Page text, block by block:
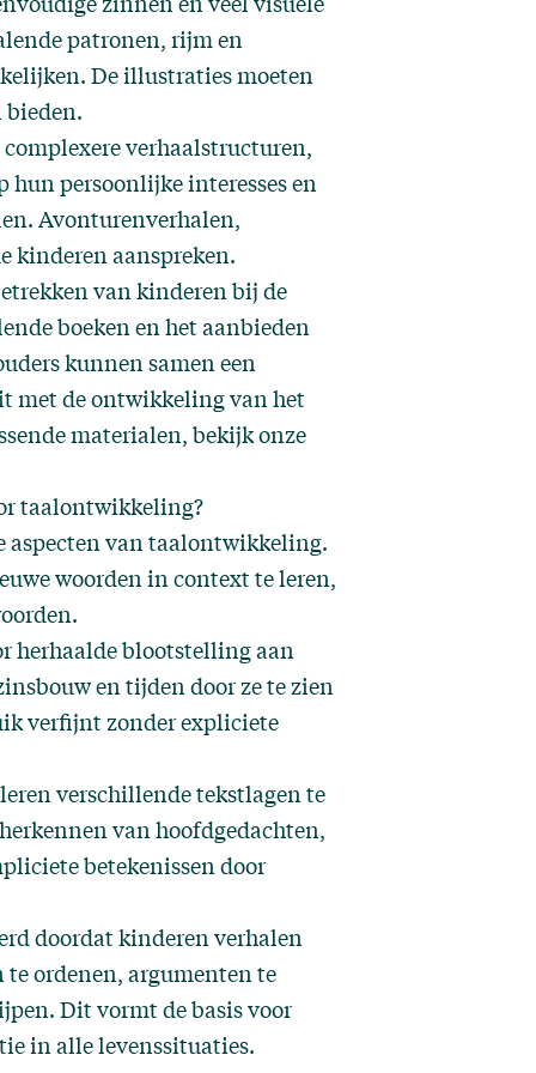
patronen, rijm en
De illustraties moeten
verhaalstructuren,
hun persoonlijke interesses en
Avonturenverhalen,
kinderen aanspreken.
van kinderen bij de
boeken en het aanbieden
kunnen samen een
met de ontwikkeling van het
materialen, bekijk onze
taalontwikkeling?
aspecten van taalontwikkeling.
woorden in context te leren,
herhaalde blootstelling aan
en tijden door ze te zien
verfijnt zonder expliciete
verschillende tekstlagen te
van hoofdgedachten,
betekenissen door
doordat kinderen verhalen
te ordenen, argumenten te
Dit vormt de basis voor
in alle levenssituaties.